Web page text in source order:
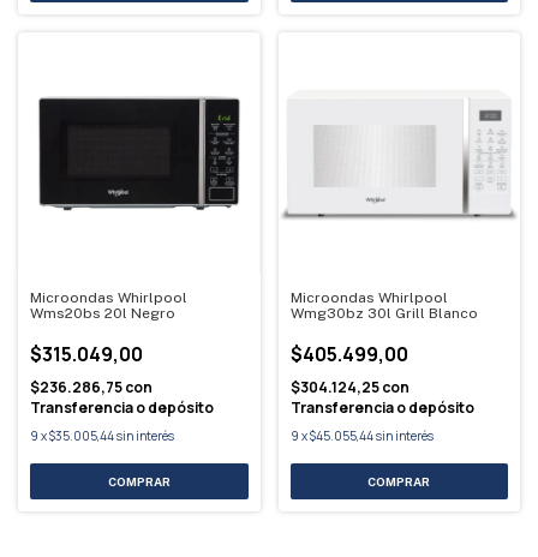
Microondas Whirlpool
Wms20bs 20l Negro
$315.049,00
$236.286,75con
Transferencia o depósito
9 x$35.005,44sin interés
Microondas Whirlpool
Wmg30bz 30l Grill Blanco
$405.499,00
$304.124,25con
Transferencia o depósito
9 x$45.055,44sin interés